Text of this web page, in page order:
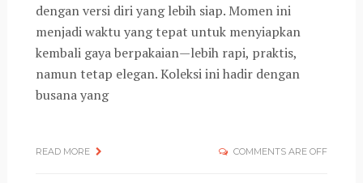
dengan versi diri yang lebih siap. Momen ini
menjadi waktu yang tepat untuk menyiapkan
kembali gaya berpakaian—lebih rapi, praktis,
namun tetap elegan. Koleksi ini hadir dengan
busana yang
READ MORE COMMENTS ARE OFF